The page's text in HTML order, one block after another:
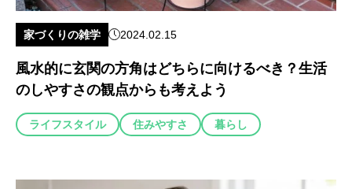
家づくりの雑学 2024.02.15
風水的に玄関の方角はどちらに向けるべき？生活
のしやすさの観点からも考えよう
ライフスタイル 住みやすさ 暮らし